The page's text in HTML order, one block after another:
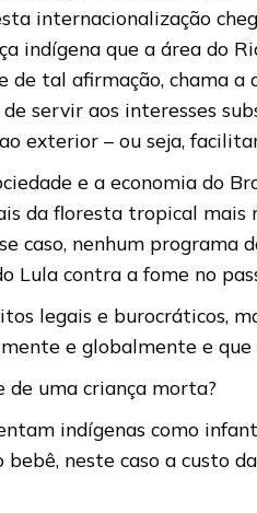
internacionalização
que a área do
de tal afirmação, chama
servir aos interesses
exterior – ou seja,
e a economia do
da floresta tropical mais
caso, nenhum
Lula contra a fome no
legais e burocráticos,
e globalmente e
de uma criança morta?
indígenas como
neste caso a custo